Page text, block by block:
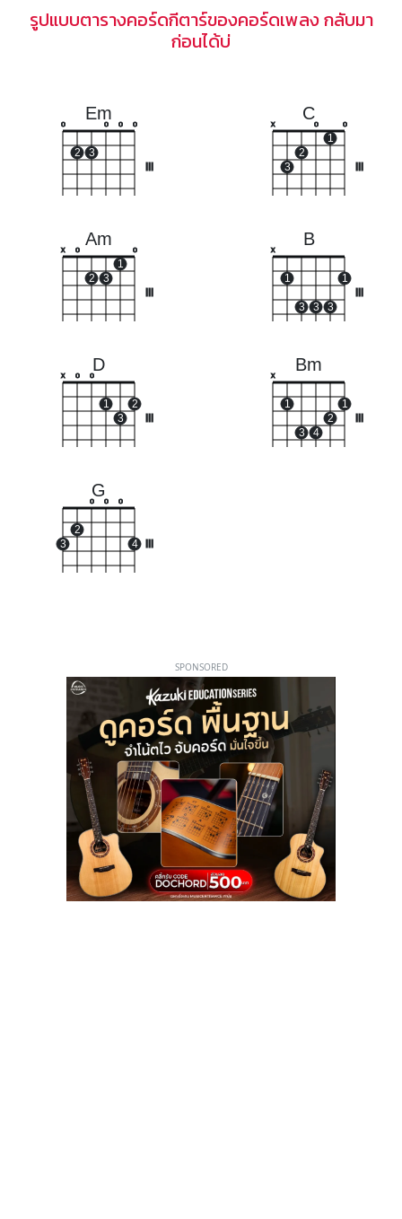
รูปแบบตารางคอร์ดกีตาร์ของคอร์ดเพลง กลับมา
ก่อนได้บ่
Em
o
2 3
o o o
C
x
3
2
o
1
o
Am
x o
2 3
1
o
B
x
1
3 3 3
1
D
x o o
1
3
2
Bm
x
1
3 4
2
1
G
3
2
o o o
4
SPONSORED